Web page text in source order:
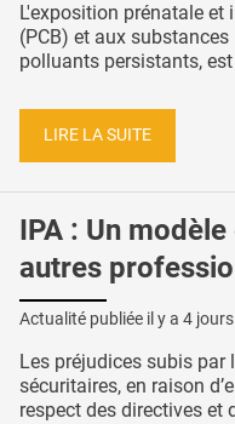
L'exposition prénatale
(PCB) et aux
polluants persistants,
LIRE LA SUITE
IPA : Un
autres
Actualité publiée il y a 4
Les préjudices subis
sécuritaires, en raison
respect des directives et